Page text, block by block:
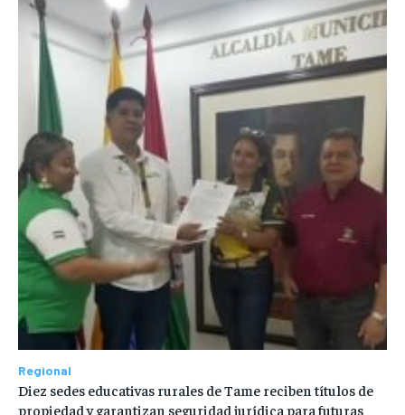
Regional
Diez sedes educativas rurales de Tame reciben títulos de
propiedad y garantizan seguridad jurídica para futuras